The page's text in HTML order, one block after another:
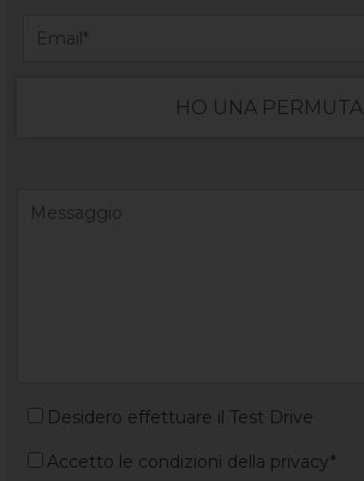
HO UNA PERMUTA
Desidero effettuare il Test Drive
Accetto le condizioni della privacy*